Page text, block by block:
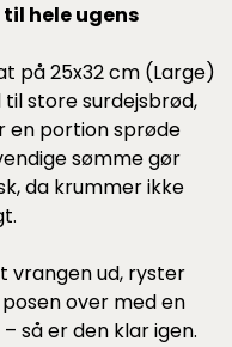
hele ugens
på 25x32 cm (Large)
store surdejsbrød,
en portion sprøde
sømme gør
da krummer ikke
vrangen ud, ryster
over med en
så er den klar igen.